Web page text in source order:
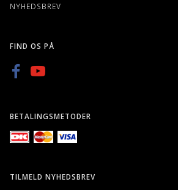
NYHEDSBREV
FIND OS PÅ
BETALINGSMETODER
TILMELD NYHEDSBREV